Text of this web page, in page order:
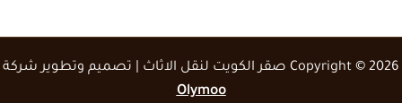
Copyright © 2026 صقر الكويت لنقل الاثاث | تصميم وتطوير شركة
Olymoo